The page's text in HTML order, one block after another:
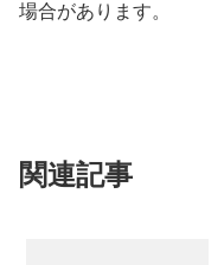
場合があります。
関連記事